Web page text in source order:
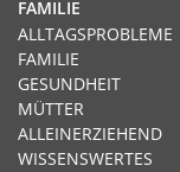
FAMILIE
ALLTAGSPROBLEME
FAMILIE
GESUNDHEIT
MÜTTER
ALLEINERZIEHEND
WISSENSWERTES